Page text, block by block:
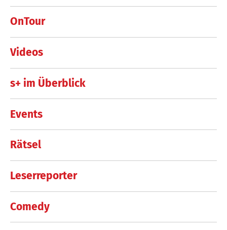
OnTour
Videos
s+ im Überblick
Events
Rätsel
Leserreporter
Comedy